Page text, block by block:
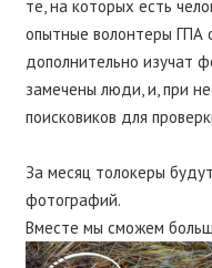
те, на которых есть
опытные волонтеры ГПА
дополнительно изучат
замечены люди, и, при
поисковиков для
За месяц толокеры
фотографий.
Вместе мы сможем